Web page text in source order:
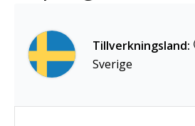
Tillverkningsland:
Sverige